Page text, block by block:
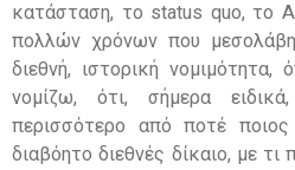
κατάσταση, το status quo, το
πολλών χρόνων που
διεθνή, ιστορική
νομίζω, ότι, σήμερα
περισσότερο από ποτέ ποιος
διαβόητο διεθνές δίκαιο, με τι